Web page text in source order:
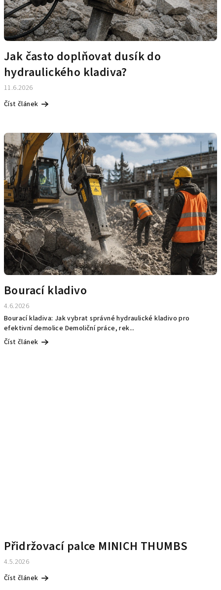
k
ů
Jak často doplňovat dusík do
hydraulického kladiva?
11.6.2026
Číst článek
Bourací kladivo
4.6.2026
Bourací kladiva: Jak vybrat správné hydraulické kladivo pro
efektivní demolice Demoliční práce, rek...
Číst článek
Přidržovací palce MINICH THUMBS
4.5.2026
Číst článek